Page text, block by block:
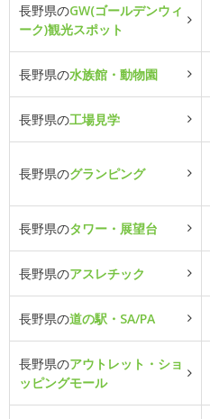
長野県のGW(ゴールデンウィ
ーク)観光スポット
長野県の水族館・動物園
長野県の工場見学
長野県のグランピング
長野県のタワー・展望台
長野県のアスレチック
長野県の道の駅・SA/PA
長野県のアウトレット・ショ
ッピングモール